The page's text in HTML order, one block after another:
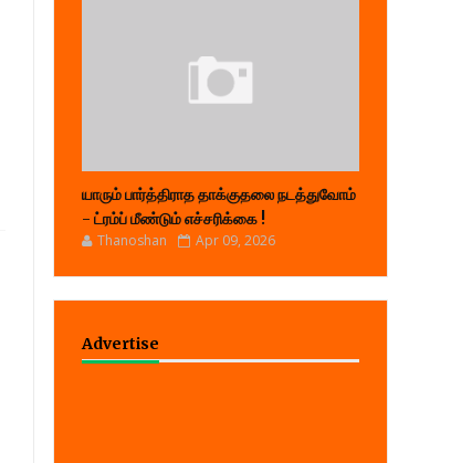
யாரும் பார்த்திராத தாக்குதலை நடத்துவோம்
- ட்ரம்ப் மீண்டும் எச்சரிக்கை !
Thanoshan Apr 09, 2026
Advertise